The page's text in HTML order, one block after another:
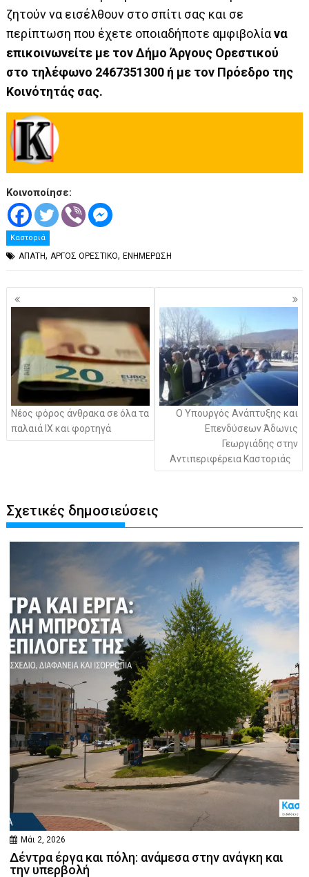
ζητούν να εισέλθουν στο σπίτι σας και σε
περίπτωση που έχετε οποιαδήποτε αμφιβολίανα
επικοινωνείτε με τον Δήμο Άργους Ορεστικού
στο τηλέφωνο 2467351300 ή με τον Πρόεδρο της
Κοινότητάς σας.
Κοινοποίησε:
Καστοριά
ΑΠΑΤΗ,ΑΡΓΟΣ ΟΡΕΣΤΙΚΟ,ΕΝΗΜΕΡΩΣΗ
Πλοήγηση
άρθρων
Νέος φόρος άνθρακα σε όλα τα
παλαιά ΙΧ και φορτηγά
Ο Υπουργός Ανάπτυξης και
Επενδύσεων Άδωνις
Γεωργιάδης στην
Αντιπεριφέρεια Καστοριάς
Σχετικές δημοσιεύσεις
Μάι 2, 2026
Δέντρα έργα και πόλη: ανάμεσα στην ανάγκη και
την υπερβολή